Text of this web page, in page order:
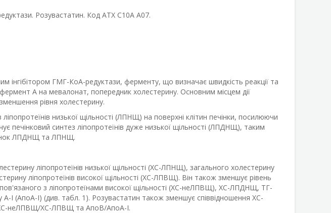
Розувастатин. Код АТХ С10А А07.
інгібітором ГМГ-КоА-редуктази, ферменту, що визначає швидкість реакції та
А на мевалонат, попередник холестерину. Основним місцем дії
рівня холестерину.
ліпопротеїнів низької щільності (ЛПНЩ) на поверхні клітин печінки, посилюючи
печінковий синтез ліпопротеїнів дуже низької щільності (ЛПДНЩ), таким
ЛПДНЩ та ЛПНЩ.
ліпопротеїнів низької щільності (ХС-ЛПНЩ), загального холестерину
ліпопротеїнів високої щільності (ХС-ЛПВЩ). Він також зменшує рівень
з ліпопротеїнами високої щільності (ХС-неЛПВЩ), ХС-ЛПДНЩ, ТГ-
І (АпоА-І) (див. табл. 1). Розувастатин також зменшує співвідношення ХС-
неЛПВЩ/ХС-ЛПВЩ та АпоВ/АпоА-І.